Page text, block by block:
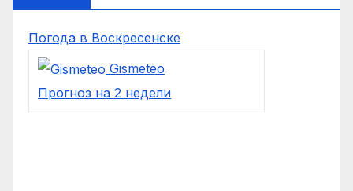
Погода в Воскресенске
Gismeteo
Прогноз на 2 недели